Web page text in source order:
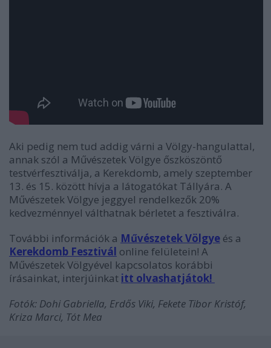
Aki pedig nem tud addig várni a Völgy-hangulattal,
annak szól a Művészetek Völgye őszköszöntő
testvérfesztiválja, a Kerekdomb, amely szeptember
13. és 15. között hívja a látogatókat Tállyára. A
Művészetek Völgye jeggyel rendelkezők 20%
kedvezménnyel válthatnak bérletet a fesztiválra.
További információk a Művészetek Völgye és a
Kerekdomb Fesztivál online felületein! A
Művészetek Völgyével kapcsolatos korábbi
írásainkat, interjúinkat itt olvashatjátok!
Fotók: Dohi Gabriella, Erdős Viki, Fekete Tibor Kristóf,
Kriza Marci, Tót Mea